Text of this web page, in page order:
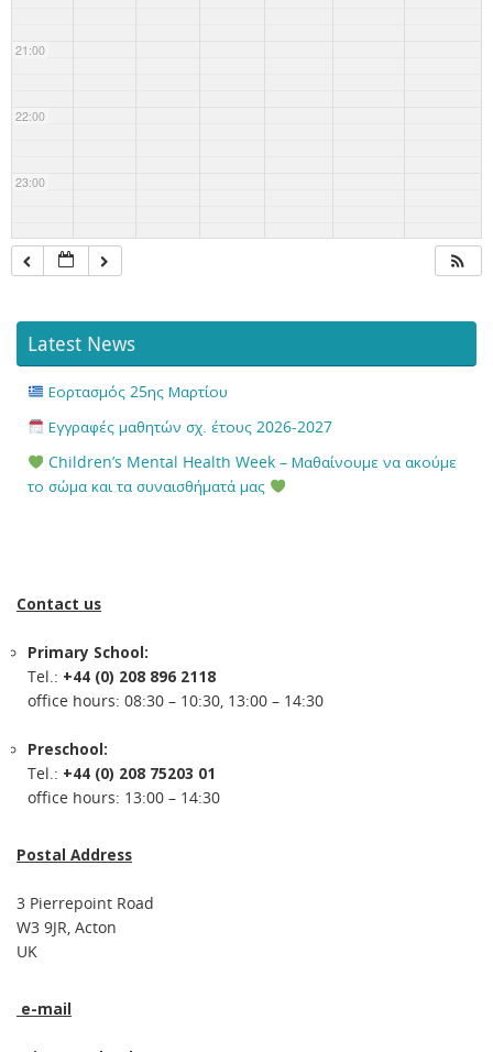
21:00
22:00
23:00
Latest News
Εορτασμός 25ης Μαρτίου
Εγγραφές μαθητών σχ. έτους 2026-2027
Children’s Mental Health Week – Μαθαίνουμε να ακούμε
το σώμα και τα συναισθήματά μας
Contact us
Primary School:
Tel.: +44 (0) 208 896 2118
office hours: 08:30 – 10:30, 13:00 – 14:30
Preschool:
Tel.: +44 (0) 208 75203 01
office hours: 13:00 – 14:30
Postal Address
3 Pierrepoint Road
W3 9JR, Acton
UK
e-mail